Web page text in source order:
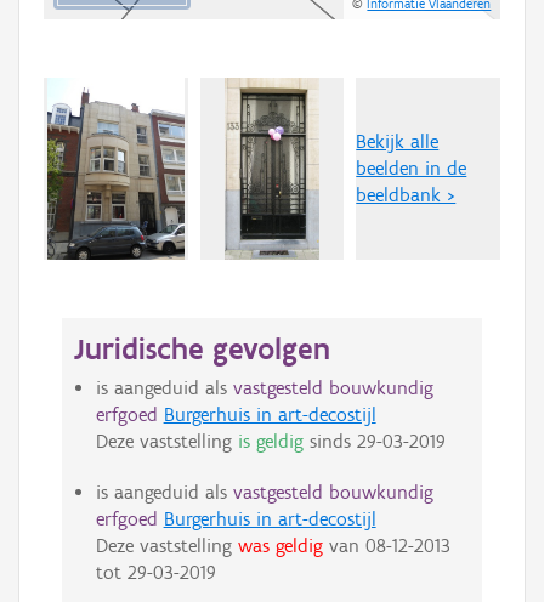
©Informatie Vlaanderen
Bekijk alle
beelden in de
beeldbank >
Juridische gevolgen
is aangeduid als vastgesteld bouwkundig
erfgoed Burgerhuis in art-decostijl
Deze vaststelling is geldigsinds 29-03-2019
is aangeduid als vastgesteld bouwkundig
erfgoed Burgerhuis in art-decostijl
Deze vaststelling was geldigvan 08-12-2013
tot 29-03-2019